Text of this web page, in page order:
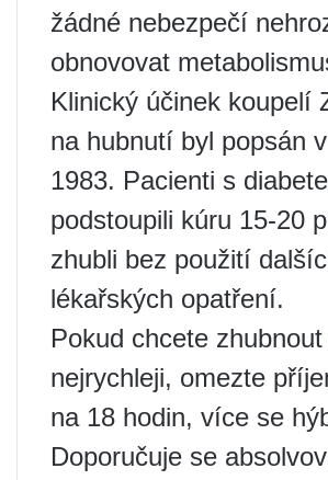
žádné nebezpečí
obnovovat
Klinický účinek koupelí
na hubnutí byl popsán
1983. Pacienti s
podstoupili kúru 15-20
zhubli bez použití
lékařských opatření.
Pokud chcete
nejrychleji, omezte
na 18 hodin, více se
Doporučuje se